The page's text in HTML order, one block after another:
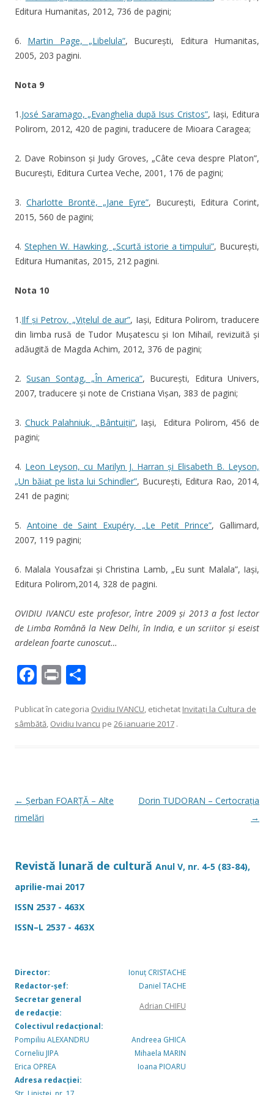
Editura Humanitas, 2012, 736 de pagini;
6. Martin Page, „Libelula”, București, Editura Humanitas,
2005, 203 pagini.
Nota 9
1.José Saramago, „Evanghelia după Isus Cristos”, Iași, Editura
Polirom, 2012, 420 de pagini, traducere de Mioara Caragea;
2. Dave Robinson și Judy Groves, „Câte ceva despre Platon”,
București, Editura Curtea Veche, 2001, 176 de pagini;
3. Charlotte Brontë, „Jane Eyre”, București, Editura Corint,
2015, 560 de pagini;
4.Stephen W. Hawking, „Scurtă istorie a timpului”, București,
Editura Humanitas, 2015, 212 pagini.
Nota 10
1.Ilf și Petrov, „Vițelul de aur”, Iași, Editura Polirom, traducere
din limba rusă de Tudor Mușatescu și Ion Mihail, revizuită și
adăugită de Magda Achim, 2012, 376 de pagini;
2.Susan Sontag, „În America”, București, Editura Univers,
2007, traducere și note de Cristiana Vișan, 383 de pagini;
3. Chuck Palahniuk, „Bântuiții”, Iași, Editura Polirom, 456 de
pagini;
4. Leon Leyson, cu Marilyn J. Harran și Elisabeth B. Leyson,
„Un băiat pe lista lui Schindler”, București, Editura Rao, 2014,
241 de pagini;
5. Antoine de Saint Exupéry, „Le Petit Prince”, Gallimard,
2007, 119 pagini;
6. Malala Yousafzai și Christina Lamb, „Eu sunt Malala”, Iași,
Editura Polirom,2014, 328 de pagini.
OVIDIU IVANCU este profesor, între 2009 și 2013 a fost lector
de Limba Română la New Delhi, în India, e un scriitor și eseist
ardelean foarte cunoscut…
F
e
b
k
Pr
t ta
je
Publicat în categoria Ovidiu IVANCU, etichetat Invitaţi la Cultura de
sâmbătă, Ovidiu Ivancu pe 26 ianuarie 2017 .
Navigare
în
← Șerban FOARȚĂ – Alte
rimelări
Dorin TUDORAN – Certocrația
→
Revistă lunară de cultură Anul V, nr. 4-5 (83-84),
aprilie-mai 2017
ISSN 2537 - 463X
ISSN–L 2537 - 463X
Director:
Ionuț CRISTACHE
Redactor-șef:
Daniel TACHE
Secretar general
de redacție:
Adrian CHIFU
Colectivul redacțional:
Pompiliu ALEXANDRU
Andreea GHICA
Corneliu JIPA
Mihaela MARIN
Erica OPREA
Ioana PIOARU
Adresa redacției: